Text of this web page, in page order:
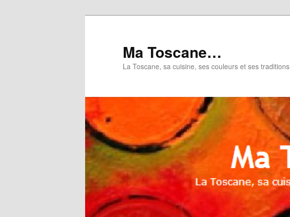
Ma Toscane…
La Toscane, sa cuisine, ses couleurs et ses traditions